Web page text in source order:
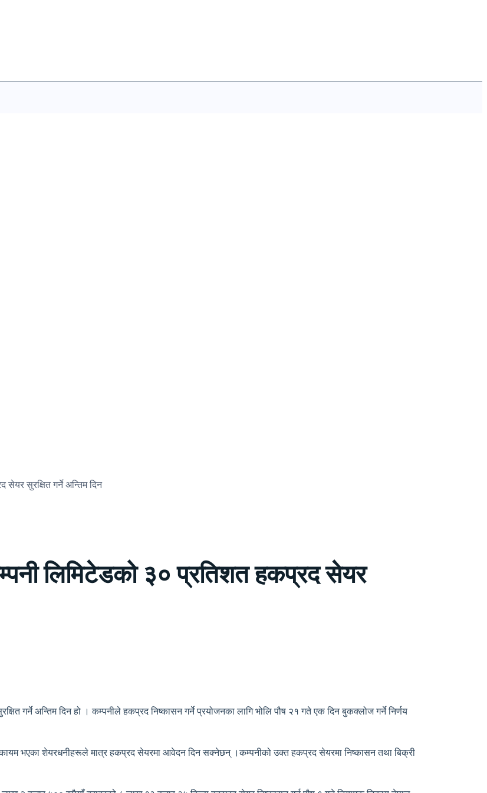
सुरक्षित गर्ने अन्तिम दिन
लिमिटेडको ३० प्रतिशत हकप्रद सेयर
गर्ने अन्तिम दिन हो । कम्पनीले हकप्रद निष्कासन गर्ने प्रयोजनका लागि भोलि पौष २१ गते एक दिन बुकक्लोज गर्ने निर्णय
भएका शेयरधनीहरूले मात्र हकप्रद सेयरमा आवेदन दिन सक्नेछन् ।कम्पनीको उक्त हकप्रद सेयरमा निष्कासन तथा बिक्री